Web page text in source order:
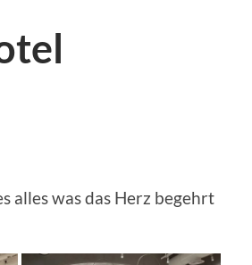
alles was das Herz begehrt